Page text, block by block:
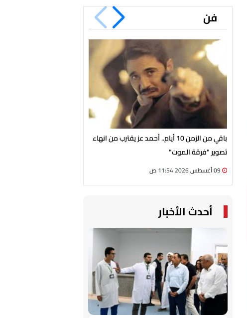
فن
باقي من الزمن 10 أيام.. أحمد عز يقترب من انهاء
تصوير "فرقة الموت"
أحدث الأخبار